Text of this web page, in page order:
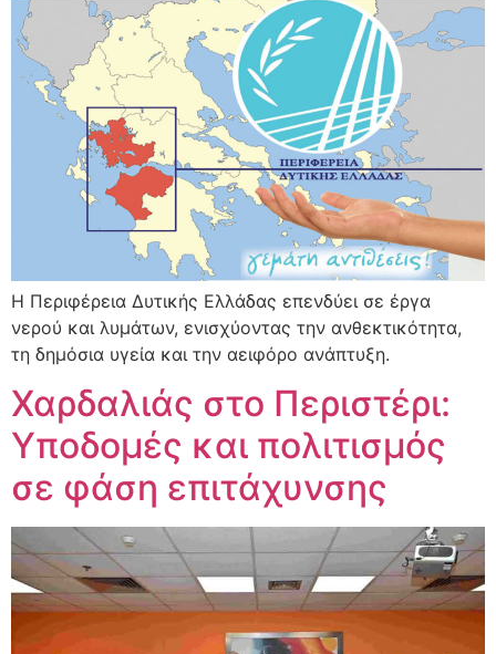
Η Περιφέρεια Δυτικής Ελλάδας επενδύει σε έργα
νερού και λυμάτων, ενισχύοντας την ανθεκτικότητα,
τη δημόσια υγεία και την αειφόρο ανάπτυξη.
Χαρδαλιάς στο Περιστέρι:
Υποδομές και πολιτισμός
σε φάση επιτάχυνσης